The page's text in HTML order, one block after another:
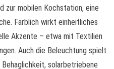
zur mobilen Kochstation, eine
Farblich wirkt einheitliches
Akzente – etwa mit Textilien
Auch die Beleuchtung spielt
solarbetriebene